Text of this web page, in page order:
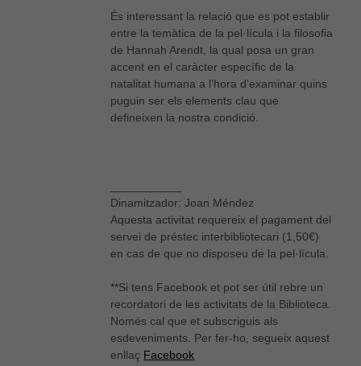
És interessant la relació que es pot establir
entre la temàtica de la pel·lícula i la filosofia
de Hannah Arendt, la qual posa un gran
accent en el caràcter específic de la
natalitat humana a l’hora d’examinar quins
puguin ser els elements clau que
defineixen la nostra condició.
Dinamitzador: Joan Méndez
Aquesta activitat requereix el pagament del
servei de préstec interbibliotecari (1,50€)
en cas de que no disposeu de la pel·lícula.
**Si tens Facebook et pot ser útil rebre un
recordatori de les activitats de la Biblioteca.
Només cal que et subscriguis als
esdeveniments. Per fer-ho, segueix aquest
enllaç Facebook
Necessàries
Aquestes
cookies no
funcionament
Per a millorar
la nostra web
necessitem
aquestes
cookies.